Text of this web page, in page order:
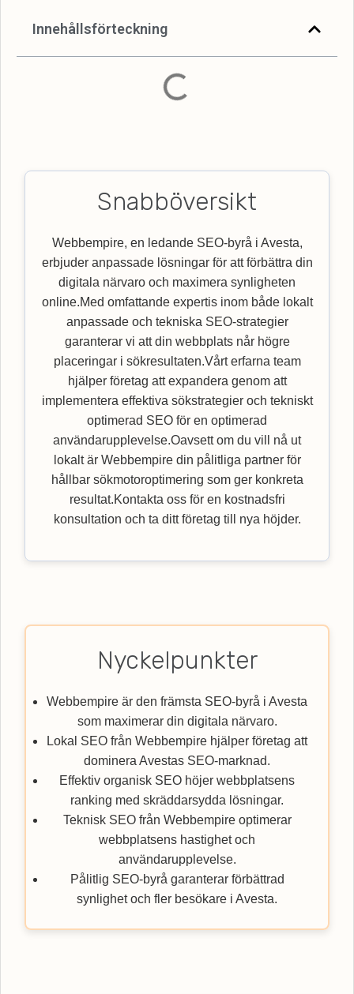
Innehållsförteckning
Snabböversikt
Webbempire, en ledande SEO-byrå i Avesta,
erbjuder anpassade lösningar för att förbättra din
digitala närvaro och maximera synligheten
online.Med omfattande expertis inom både lokalt
anpassade och tekniska SEO-strategier
garanterar vi att din webbplats når högre
placeringar i sökresultaten.Vårt erfarna team
hjälper företag att expandera genom att
implementera effektiva sökstrategier och tekniskt
optimerad SEO för en optimerad
användarupplevelse.Oavsett om du vill nå ut
lokalt är Webbempire din pålitliga partner för
hållbar sökmotoroptimering som ger konkreta
resultat.Kontakta oss för en kostnadsfri
konsultation och ta ditt företag till nya höjder.
Nyckelpunkter
Webbempire är den främsta SEO-byrå i Avesta
som maximerar din digitala närvaro.
Lokal SEO från Webbempire hjälper företag att
dominera Avestas SEO-marknad.
Effektiv organisk SEO höjer webbplatsens
ranking med skräddarsydda lösningar.
Teknisk SEO från Webbempire optimerar
webbplatsens hastighet och
användarupplevelse.
Pålitlig SEO-byrå garanterar förbättrad
synlighet och fler besökare i Avesta.